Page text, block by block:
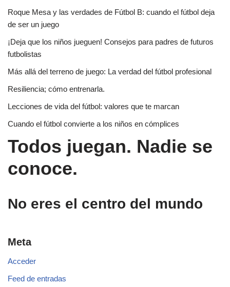
Roque Mesa y las verdades de Fútbol B: cuando el fútbol deja
de ser un juego
¡Deja que los niños jueguen! Consejos para padres de futuros
futbolistas
Más allá del terreno de juego: La verdad del fútbol profesional
Resiliencia; cómo entrenarla.
Lecciones de vida del fútbol: valores que te marcan
Cuando el fútbol convierte a los niños en cómplices
Todos juegan. Nadie se
conoce.
No eres el centro del mundo
Meta
Acceder
Feed de entradas